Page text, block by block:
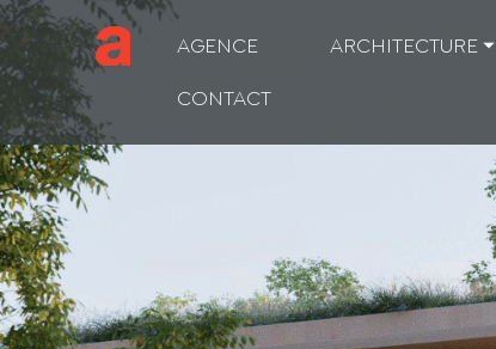
AGENCE ARCHITECTURE ⏷
CONTACT